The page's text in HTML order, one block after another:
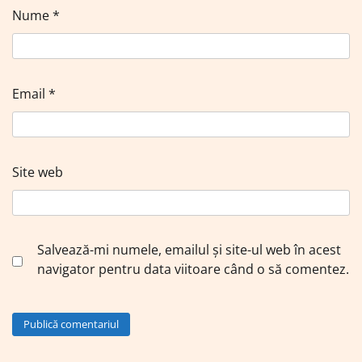
Nume*
Email *
Site web
Salvează-mi numele, emailul și site-ul web în acest
navigator pentru data viitoare când o să comentez.